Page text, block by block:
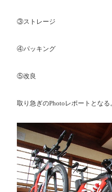
③ストレージ
④パッキング
⑤改良
取り急ぎのPhotoレポートとなる